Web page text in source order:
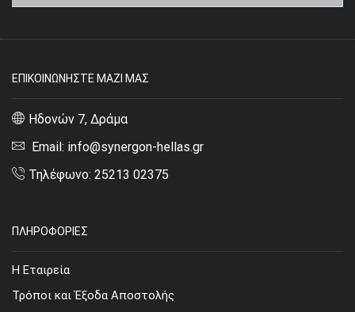
ΕΠΙΚΟΙΝΩΝΗΣΤΕ ΜΑΖΙ ΜΑΣ
Ηδονών 7, Δράμα
Email: info@synergon-hellas.gr
Τηλέφωνο: 25213 02375
ΠΛΗΡΟΦΟΡΙΕΣ
Η Εταιρεία
Τρόποι και Έξοδα Αποστολής